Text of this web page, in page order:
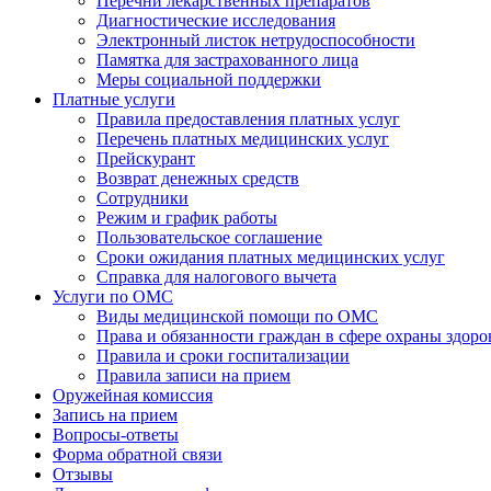
Диагностические исследования
Электронный листок нетрудоспособности
Памятка для застрахованного лица
Меры социальной поддержки
Платные услуги
Правила предоставления платных услуг
Перечень платных медицинских услуг
Прейскурант
Возврат денежных средств
Сотрудники
Режим и график работы
Пользовательское соглашение
Сроки ожидания платных медицинских услуг
Справка для налогового вычета
Услуги по ОМС
Виды медицинской помощи по ОМС
Права и обязанности граждан в сфере охраны
Правила и сроки госпитализации
Правила записи на прием
Оружейная комиссия
Запись на прием
Вопросы-ответы
Форма обратной связи
Отзывы